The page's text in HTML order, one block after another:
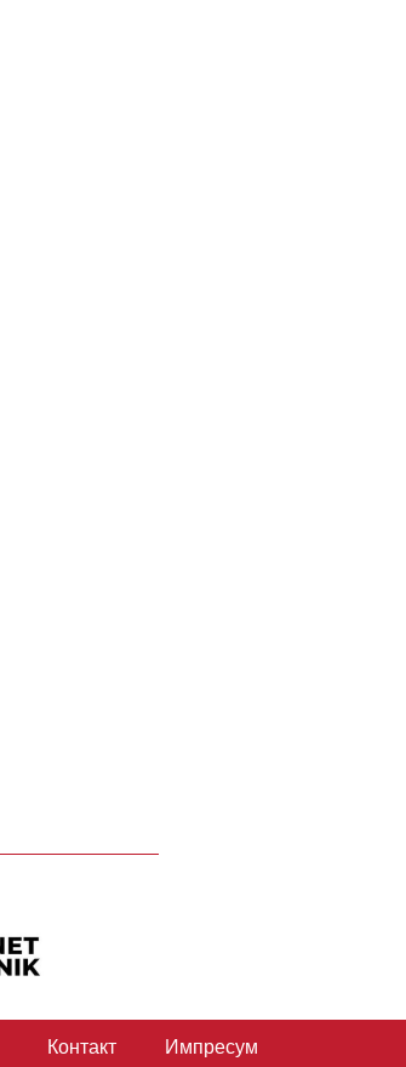
Контакт Импресум